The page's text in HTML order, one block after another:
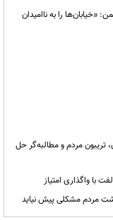
«خیابان‌ها را به ناامیدان
مردم و مطالبه‌گر حل
با واگذاری امتیاز
مردم مشکلی پیش نیاید